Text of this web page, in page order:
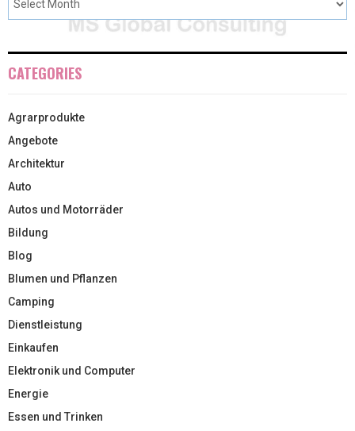
CATEGORIES
Agrarprodukte
Angebote
Architektur
Auto
Autos und Motorräder
Bildung
Blog
Blumen und Pflanzen
Camping
Dienstleistung
Einkaufen
Elektronik und Computer
Energie
Essen und Trinken